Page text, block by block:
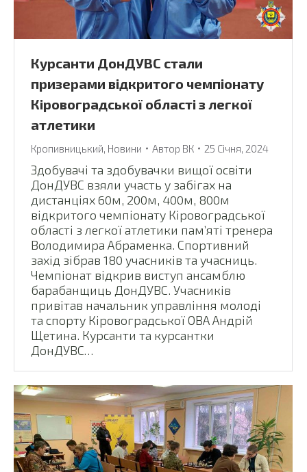
Курсанти ДонДУВС стали
призерами відкритого чемпіонату
Кіровоградської області з легкої
атлетики
Кропивницький, Новини Автор ВК 25 Січня, 2024
Здобувачі та здобувачки вищої освіти
ДонДУВС взяли участь у забігах на
дистанціях 60м, 200м, 400м, 800м
відкритого чемпіонату Кіровоградської
області з легкої атлетики пам’яті тренера
Володимира Абраменка. Спортивний
захід зібрав 180 учасників та учасниць.
Чемпіонат відкрив виступ ансамблю
барабанщиць ДонДУВС. Учасників
привітав начальник управління молоді
та спорту Кіровоградської ОВА Андрій
Щетина. Курсанти та курсантки
ДонДУВС…